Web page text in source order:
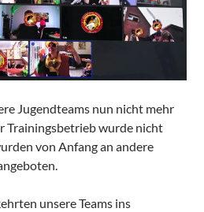
Jugendteams nun nicht mehr
Trainingsbetrieb wurde nicht
von Anfang an andere
unsere Teams ins